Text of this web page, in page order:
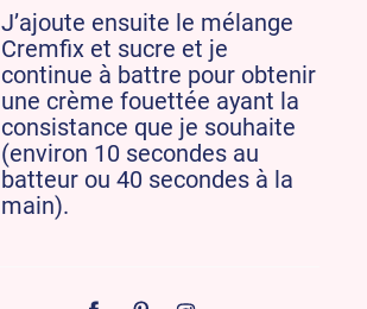
J’ajoute ensuite le mélange
Cremfix et sucre et je
continue à battre pour obtenir
une crème fouettée ayant la
consistance que je souhaite
(environ 10 secondes au
batteur ou 40 secondes à la
main). ​